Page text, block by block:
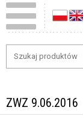
ZWZ 9.06.2016